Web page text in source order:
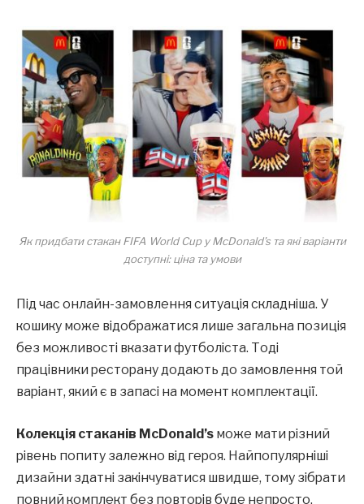
Як придбати стакан FIFA World Cup у McDonald’s та які варіанти
доступні: ціна та умови
Під час онлайн-замовлення ситуація складніша. У
кошику може відображатися лише загальна позиція
без можливості вказати футболіста. Тоді
працівники ресторану додають до замовлення той
варіант, який є в запасі на момент комплектації.
Колекція стаканів McDonald’s може мати різний
рівень попиту залежно від героя. Найпопулярніші
дизайни здатні закінчуватися швидше, тому зібрати
повний комплект без повторів буде непросто.